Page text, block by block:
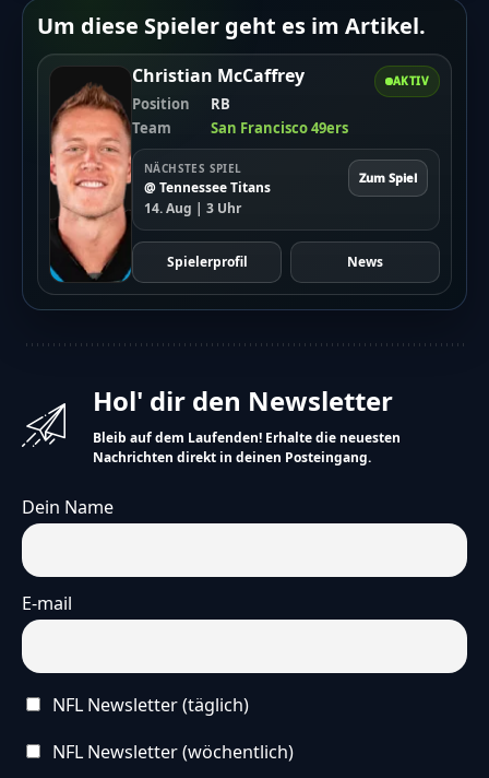
Um diese Spieler geht es im Artikel.
AKTIV
Christian McCaffrey
Position
RB
Team
San Francisco 49ers
NÄCHSTES SPIEL
@ Tennessee Titans
14. Aug | 3 Uhr
Zum Spiel
Spielerprofil News
Hol' dir den Newsletter
Bleib auf dem Laufenden! Erhalte die neuesten
Nachrichten direkt in deinen Posteingang.
Dein Name
E-mail
NFL Newsletter (täglich)
NFL Newsletter (wöchentlich)